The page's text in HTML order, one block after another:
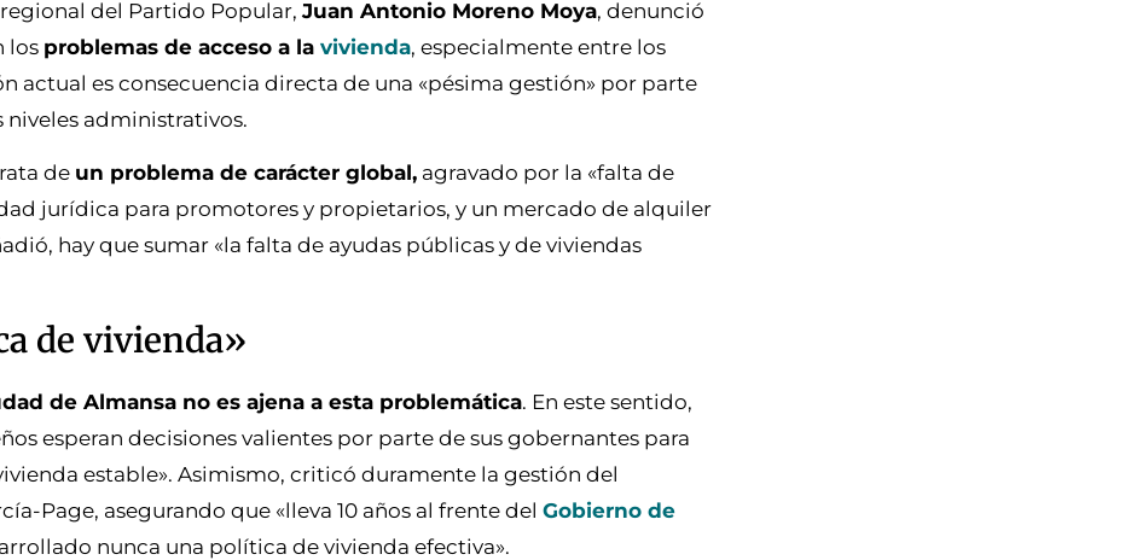
del Partido Popular, Juan Antonio Moreno Moya, denunció
los problemas de acceso a la vivienda, especialmente entre los
actual es consecuencia directa de una «pésima gestión» por parte
administrativos.
de un problema de carácter global, agravado por la «falta de
jurídica para promotores y propietarios, y un mercado de alquiler
hay que sumar «la falta de ayudas públicas y de viviendas
de vivienda»
de Almansa no es ajena a esta problemática. En este sentido,
esperan decisiones valientes por parte de sus gobernantes para
estable». Asimismo, criticó duramente la gestión del
Page, asegurando que «lleva 10 años al frente del Gobierno de
nunca una política de vivienda efectiva».